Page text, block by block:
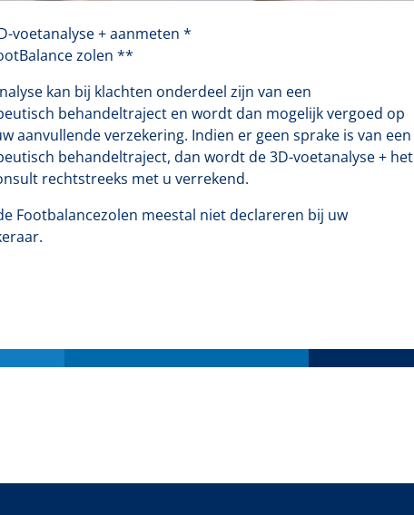
voetanalyse + aanmeten *
zolen **
kan bij klachten onderdeel zijn van een
behandeltraject en wordt dan mogelijk vergoed op
aanvullende verzekering. Indien er geen sprake is van een
behandeltraject, dan wordt de 3D-voetanalyse + het
rechtstreeks met u verrekend.
Footbalancezolen meestal niet declareren bij uw